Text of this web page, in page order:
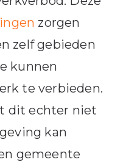
zorgen
zelf gebieden
kunnen
te verbieden.
dit echter niet
kan
gemeente